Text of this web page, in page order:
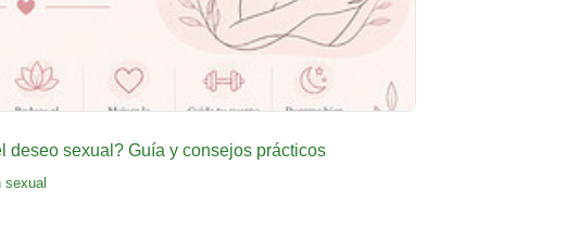
deseo sexual? Guía y consejos prácticos
sexual